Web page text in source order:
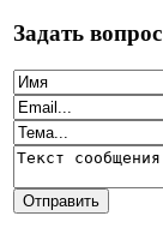
Задать вопрос